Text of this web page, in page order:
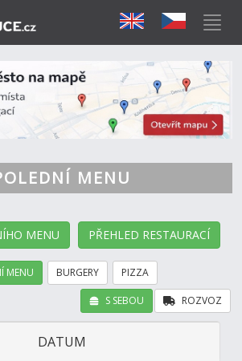
MENU
MENU PŘEHLED RESTAURACÍ
MENU BURGERY PIZZA
ROZVOZ
S SEBOU
DATUM